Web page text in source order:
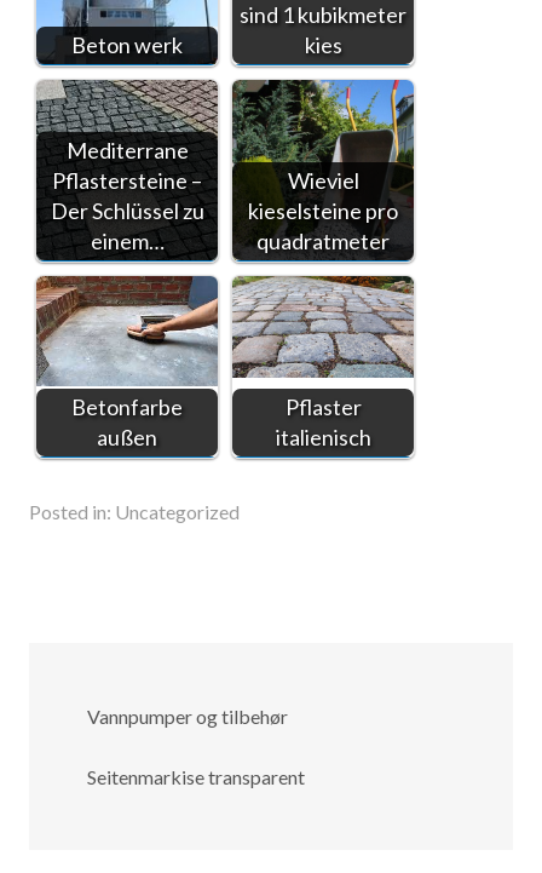
Beton werk
sind 1 kubikmeter
kies
Mediterrane
Pflastersteine –
Der Schlüssel zu
einem…
Wieviel
kieselsteine pro
quadratmeter
Betonfarbe
außen
Pflaster
italienisch
Posted in: Uncategorized
Vannpumper og tilbehør
Seitenmarkise transparent